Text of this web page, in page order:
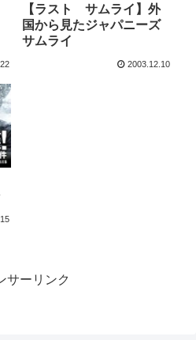
【ラスト サムライ】外
国から見たジャパニーズ
サムライ
2003.12.10
サーリンク